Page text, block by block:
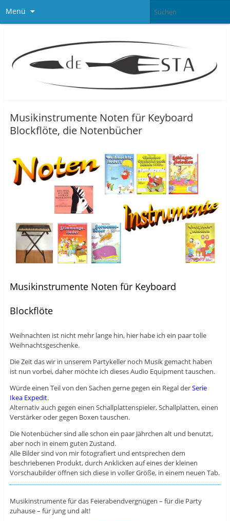
Menü
Musikinstrumente Noten für Keyboard
Blockflöte, die Notenbücher
Musikinstrumente Noten für Keyboard
Blockflöte
Weihnachten ist nicht mehr lange hin, hier habe ich ein paar tolle
Weihnachtsgeschenke.
Die Zeit das wir in unserem Partykeller noch Musik gemacht haben
ist nun vorbei, daher möchte ich dieses Audio Equipment tauschen.
Würde einen Teil von den Sachen gerne gegen ein Regal derSerie
Ikea Expedit.
Alternativ auch gegen einen Schallplattenspieler, Schallplatten, einen
Verstärker oder gegen Boxen tauschen.
Die Notenbücher sind alle schon ein paar Jährchen alt und benutzt,
aber noch in einem guten Zustand.
Alle Bilder sind von mir fotografiert und entsprechen dem
beschriebenen Produkt, durch Anklicken auf eines der kleinen
Vorschaubilder öffnen sich diese in voller Größe, in einem neuen Tab.
Musikinstrumente für das Feierabendvergnügen – für die Party
zuhause – für jung und alt!